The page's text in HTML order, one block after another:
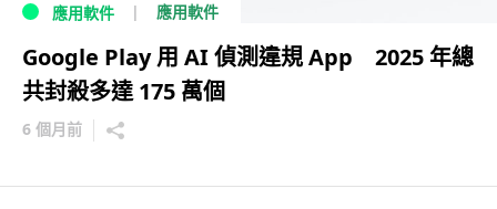
應用軟件 應用軟件
Google Play 用 AI 偵測違規 App 2025 年總
共封殺多達 175 萬個
6 個月前